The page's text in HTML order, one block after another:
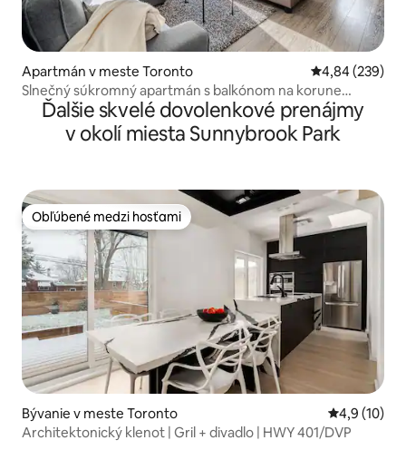
Apartmán v meste Toronto Priemerné
4,84 (239)
Slnečný súkromný apartmán s balkónom na korune
stromu
Ďalšie skvelé dovolenkové prenájmy
v okolí miesta Sunnybrook Park
Obľúbené medzi hosťami
Obľúbené medzi hosťami
Bývanie v meste Toronto Priemerné
4,9 (10)
Architektonický klenot | Gril + divadlo | HWY 401/DVP